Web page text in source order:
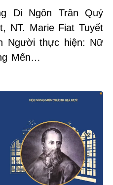
Di Ngôn Trân Quý
NT. Marie Fiat Tuyết
Người thực hiện: Nữ
Mến…